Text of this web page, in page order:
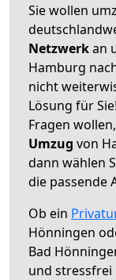
Sie wollen
Netzwerkan
Hamburg
nicht
Lösung für
Fragen wollen,
Umzug von
dann wählen
die passende
Ob ein
Hönningen
Bad
und stressfrei